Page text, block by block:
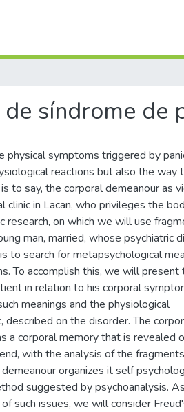
síndrome de
physical symptoms triggered by
reactions but also the way
to say, the corporal demeanour as
clinic in Lacan, who privileges the
research, on which we will use
man, married, whose psychiatric
to search for metapsychological
To accomplish this, we will present
in relation to his corporal
meanings and the physiological
described on the disorder. The
a corporal memory that is revealed
with the analysis of the
organizes it self
suggested by psychoanalysis. As
such issues, we will consider